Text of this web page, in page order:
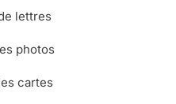
lettres
photos
cartes